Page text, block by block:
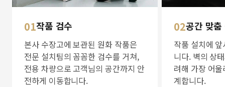
01작품 검수
본사 수장고에 보관된 원화 작품은
전문 설치팀의 꼼꼼한 검수를 거쳐,
전용 차량으로 고객님의 공간까지 안
전하게 이동합니다.
02공간 맞
작품 설치에
니다. 벽의 상
려해 가장 어
계합니다.